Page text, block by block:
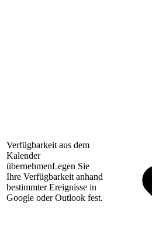
Verfügbarkeit aus dem
Kalender
übernehmenLegen Sie
Ihre Verfügbarkeit anhand
bestimmter Ereignisse in
Google oder Outlook fest.